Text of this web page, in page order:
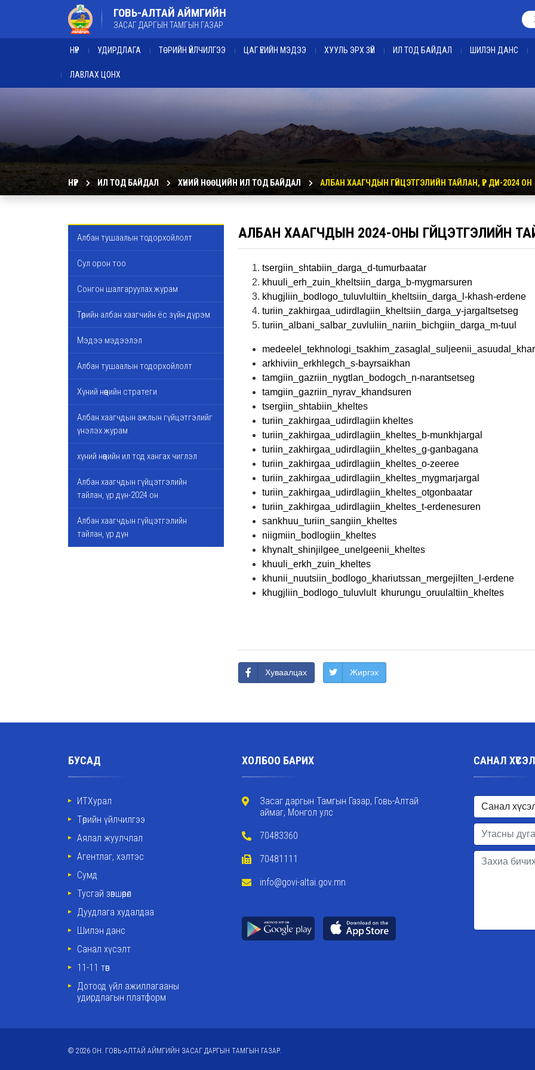
ГОВЬ-АЛТАЙ АЙМГИЙН
ЗАСАГ ДАРГЫН ТАМГЫН ГАЗАР
НҮҮР УДИРДЛАГА ТӨРИЙН ҮЙЛЧИЛГЭЭ ЦАГ ҮЕИЙН МЭДЭЭ ХУУЛЬ ЭРХ ЗҮЙ ИЛ ТОД БАЙДАЛ ШИЛЭН ДАНС
ЛАВЛАХ ЦОНХ
НҮҮР ИЛ ТОД БАЙДАЛ ХҮНИЙ НӨӨЦИЙН ИЛ ТОД БАЙДАЛ АЛБАН ХААГЧДЫН ГҮЙЦЭТГЭЛИЙН ТАЙЛАН, ҮР ДҮН-2024 ОН
Албан тушаалын тодорхойлолт
Сул орон тоо
Сонгон шалгаруулах журам
Төрийн албан хаагчийн ёс зүйн дүрэм
Мэдээ мэдээлэл
Албан тушаалын тодорхойлолт
Хүний нөөцийн стратеги
Албан хаагчдын ажлын гүйцэтгэлийг
үнэлэх журам
хүний нөөцийн ил тод хангах чиглэл
Албан хаагчдын гүйцэтгэлийн
тайлан, үр дүн-2024 он
Албан хаагчдын гүйцэтгэлийн
тайлан, үр дүн
АЛБАН ХААГЧДЫН 2024-ОНЫ ГҮЙЦЭТГЭЛИЙН
tsergiin_shtabiin_darga_d-tumurbaatar
khuuli_erh_zuin_kheltsiin_darga_b-mygmarsuren
khugjliin_bodlogo_tuluvlultiin_kheltsiin_darga_l-khash-erdene
turiin_zakhirgaa_udirdlagiin_kheltsiin_darga_y-jargaltsetseg
turiin_albani_salbar_zuvluliin_nariin_bichgiin_darga_m-tuul
arkhiviin_erkhlegch_s-bayrsaikhan
tamgiin_gazriin_nygtlan_bodogch_n-narantsetseg
tamgiin_gazriin_nyrav_khandsuren
tsergiin_shtabiin_kheltes
turiin_zakhirgaa_udirdlagiin kheltes
turiin_zakhirgaa_udirdlagiin_kheltes_b-munkhjargal
turiin_zakhirgaa_udirdlagiin_kheltes_g-ganbagana
turiin_zakhirgaa_udirdlagiin_kheltes_o-zeeree
turiin_zakhirgaa_udirdlagiin_kheltes_mygmarjargal
turiin_zakhirgaa_udirdlagiin_kheltes_otgonbaatar
turiin_zakhirgaa_udirdlagiin_kheltes_t-erdenesuren
sankhuu_turiin_sangiin_kheltes
niigmiin_bodlogiin_kheltes
khynalt_shinjilgee_unelgeenii_kheltes
khuuli_erkh_zuin_kheltes
khunii_nuutsiin_bodlogo_khariutssan_mergejilten_l-erdene
khugjliin_bodlogo_tuluvlult khurungu_oruulaltiin_kheltes
Хуваалцах Жиргэх
БУСАД
ИТХурал
Төрийн үйлчилгээ
Аялал жуулчлал
Агентлаг, хэлтэс
Сумд
Тусгай зөвшөөрөл
Дуудлага худалдаа
Шилэн данс
Санал хүсэлт
11-11 төв
Дотоод үйл ажиллагааны
удирдлагын платформ
ХОЛБОО БАРИХ
Засаг даргын Тамгын Газар, Говь-Алтай
аймаг, Монгол улс
70483360
70481111
info@govi-altai.gov.mn
САНАЛ
© 2026 ОН. ГОВЬ-АЛТАЙ АЙМГИЙН ЗАСАГ ДАРГЫН ТАМГЫН ГАЗАР.